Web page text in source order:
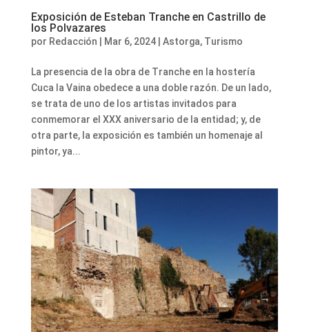
Exposición de Esteban Tranche en Castrillo de
los Polvazares
por Redacción Mar 6, 2024| Astorga, Turismo
La presencia de la obra de Tranche en la hostería
Cuca la Vaina obedece a una doble razón. De un lado,
se trata de uno de los artistas invitados para
conmemorar el XXX aniversario de la entidad; y, de
otra parte, la exposición es también un homenaje al
pintor, ya...